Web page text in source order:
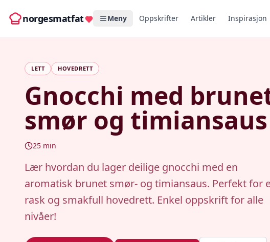
norgesmatfat Meny Oppskrifter Artikler Inspirasjon
LETT HOVEDRETT
Gnocchi med
smør og timiansaus
25 min
Lær hvordan du lager deilige gnocchi med en
aromatisk brunet smør- og timiansaus. Perfekt for
rask og smakfull hovedrett. Enkel oppskrift for alle
nivåer!